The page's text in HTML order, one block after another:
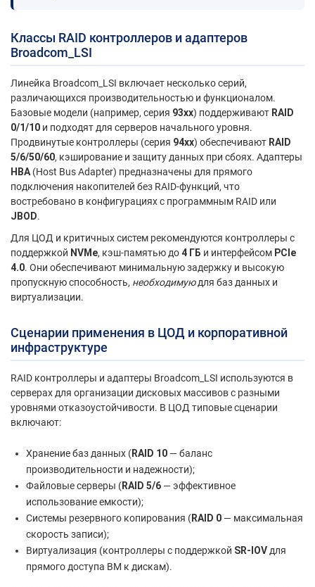
Классы RAID контроллеров и адаптеров
Broadcom_LSI
Линейка Broadcom_LSI включает несколько серий,
различающихся производительностью и функционалом.
Базовые модели (например, серия 93xx) поддерживают RAID
0/1/10 и подходят для серверов начального уровня.
Продвинутые контроллеры (серия 94xx) обеспечивают RAID
5/6/50/60, кэширование и защиту данных при сбоях. Адаптеры
HBA(Host Bus Adapter) предназначены для прямого
подключения накопителей без RAID-функций, что
востребовано в конфигурациях с программным RAID или
JBOD.
Для ЦОД и критичных систем рекомендуются контроллеры с
поддержкой NVMe, кэш-памятью до4 ГБ и интерфейсом PCIe
4.0. Они обеспечивают минимальную задержку и высокую
пропускную способность, необходимуюдля баз данных и
виртуализации.
Сценарии применения в ЦОД и корпоративной
инфраструктуре
RAID контроллеры и адаптеры Broadcom_LSI используются в
серверах для организации дисковых массивов с разными
уровнями отказоустойчивости. В ЦОД типовые сценарии
включают:
Хранение баз данных (RAID 10 — баланс
производительности и надежности);
Файловые серверы (RAID 5/6 — эффективное
использование емкости);
Системы резервного копирования (RAID 0 — максимальная
скорость записи);
Виртуализация (контроллеры с поддержкой SR-IOVдля
прямого доступа ВМ к дискам).